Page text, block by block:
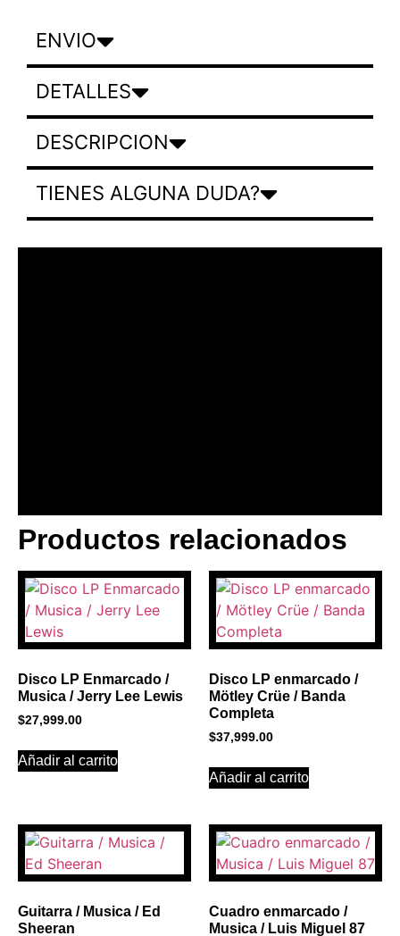
ENVIO
DETALLES
DESCRIPCION
TIENES ALGUNA DUDA?
BANNER CON
PROMOCIONES 1
Click Here
Productos relacionados
Disco LP Enmarcado /
Musica / Jerry Lee Lewis
$27,999.00
Añadir al carrito
Disco LP enmarcado /
Mötley Crüe / Banda
Completa
$37,999.00
Añadir al carrito
Guitarra / Musica / Ed
Sheeran
Cuadro enmarcado /
Musica / Luis Miguel 87